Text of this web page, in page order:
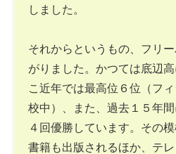
しました。
それからというもの、フリ
がりました。かつては底辺
こ近年では最高位６位（フ
校中）、また、過去１５年
４回優勝しています。その
書籍も出版されるほか、テ